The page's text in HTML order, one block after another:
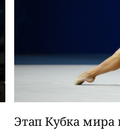
Этап Кубка мира